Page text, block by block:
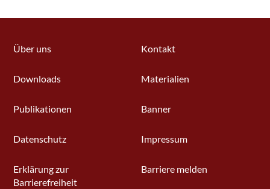
Über uns Kontakt
Downloads Materialien
Publikationen Banner
Datenschutz Impressum
Erklärung zur
Barrierefreiheit
Barriere melden